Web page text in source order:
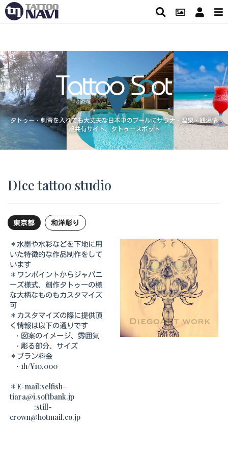
タトゥー・刺青を入れても大丈夫な日本中のプールにサウナ・温泉・銭湯情
報共有サイト、タトゥースポット
DIce tattoo studio
東京都 和洋彫り
＊水墨や水彩などを下地に用
いた特徴的な作品制作をして
います
＊ワンポイントからジャパニ
ーズ様式、創作タトゥーの様
な大柄なものもカスタマイズ
可
＊カスタマイズの際に提供頂
く情報は以下の通りです
・図案のイメージ、雰囲気
・彫る部分、サイズ
＊プラン料金
・1h/¥10,000
＊E-mail:selfish-
tiara@i.softbank.jp
:still-
crown@hotmail.co.jp